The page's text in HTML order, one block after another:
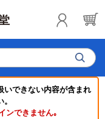
いできない内容が含まれ
ンできません｡